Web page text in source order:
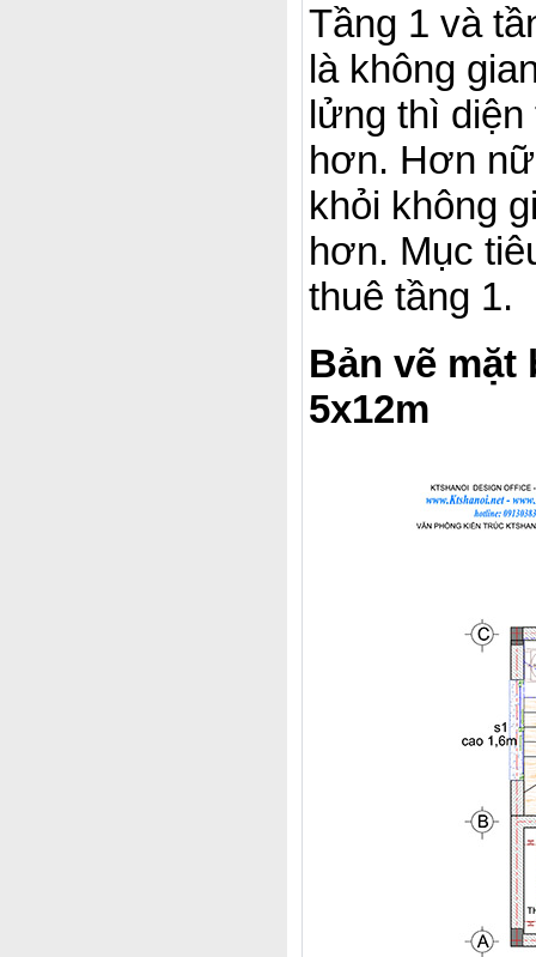
Tầng 1 và
là không
lửng thì
hơn. Hơn
khỏi không
hơn. Mục
thuê tầng 1.
Bản vẽ mặt
5x12m